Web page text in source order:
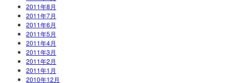
2011年8月
2011年7月
2011年6月
2011年5月
2011年4月
2011年3月
2011年2月
2011年1月
2010年12月